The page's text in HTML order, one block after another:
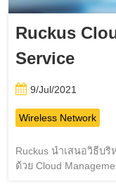
Ruckus
Service
9/Jul/2021
Wireless Network
Ruckus นำเสนอวิธีบ
ด้วย Cloud